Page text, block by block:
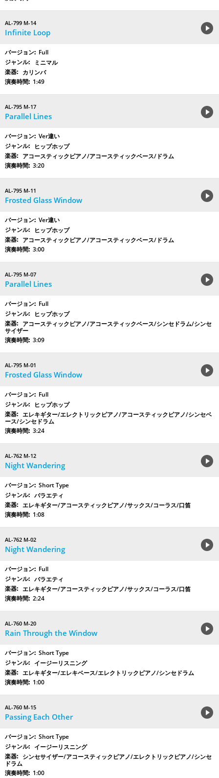
AL-799 M-14
Infinite Loop
Full
ミニマル
カリンバ
1:49
AL-795 M-17
Parallel Lines
Ver違い
ヒップホップ
アコースティックピアノ/アコースティックベース/ドラム
3:20
AL-795 M-11
Frosted Glass Window
Ver違い
ヒップホップ
アコースティックピアノ/アコースティックベース/ドラム
3:00
AL-795 M-07
Parallel Lines
Full
ヒップホップ
アコースティックピアノ/アコースティックベース/シンセドラム/シンセ
サイザー
3:09
AL-795 M-01
Frosted Glass Window
Full
ヒップホップ
エレキギター/エレクトリックピアノ/アコースティックピアノ/シンセベ
ース/シンセドラム
3:24
AL-762 M-12
Night Wandering
Short Type
バラエティ
エレキギター/アコースティックピアノ/サックス/コーラス/口笛
1:08
AL-762 M-02
Night Wandering
Full
バラエティ
エレキギター/アコースティックピアノ/サックス/コーラス/口笛
2:24
AL-760 M-20
Rain Through the Window
Short Type
イージーリスニング
エレキギター/エレキベース/エレクトリックピアノ/シンセドラム
1:00
AL-760 M-15
Passing Each Other
Short Type
イージーリスニング
シンセサイザー/アコースティックピアノ/エレクトリックピアノ/シンセ
ドラム
1:00